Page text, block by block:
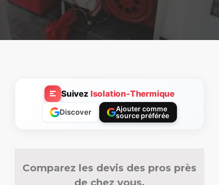
Suivez Isolation-Thermique
Discover
Ajouter comme
source préférée
Comparez les devis des pros près
de chez vous.